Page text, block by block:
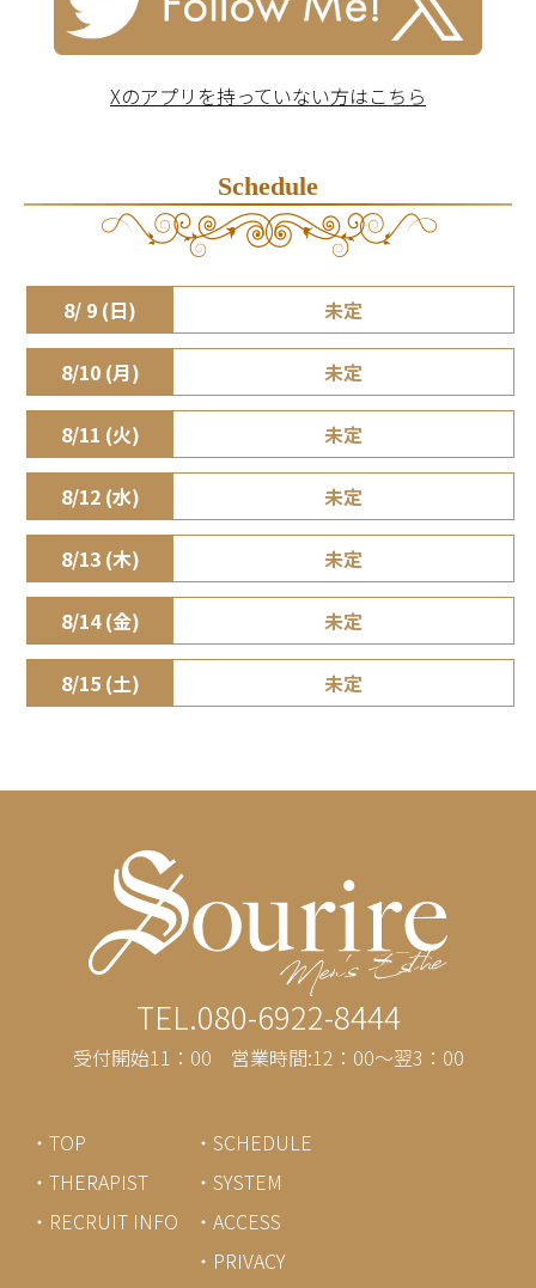
Xのアプリを持っていない方はこちら
Schedule
8/ 9 (日) 未定
8/10 (月) 未定
8/11 (火) 未定
8/12 (水) 未定
8/13 (木) 未定
8/14 (金) 未定
8/15 (土) 未定
TEL.080-6922-8444
受付開始11：00 営業時間:12：00～翌3：00
・TOP
・SCHEDULE
・THERAPIST
・SYSTEM
・RECRUIT INFO
・ACCESS
・PRIVACY